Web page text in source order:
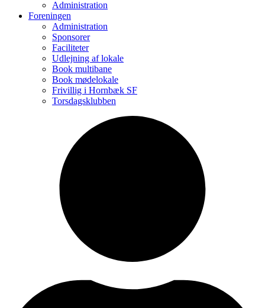
Administration
Foreningen
Administration
Sponsorer
Faciliteter
Udlejning af lokale
Book multibane
Book mødelokale
Frivillig i Hornbæk SF
Torsdagsklubben